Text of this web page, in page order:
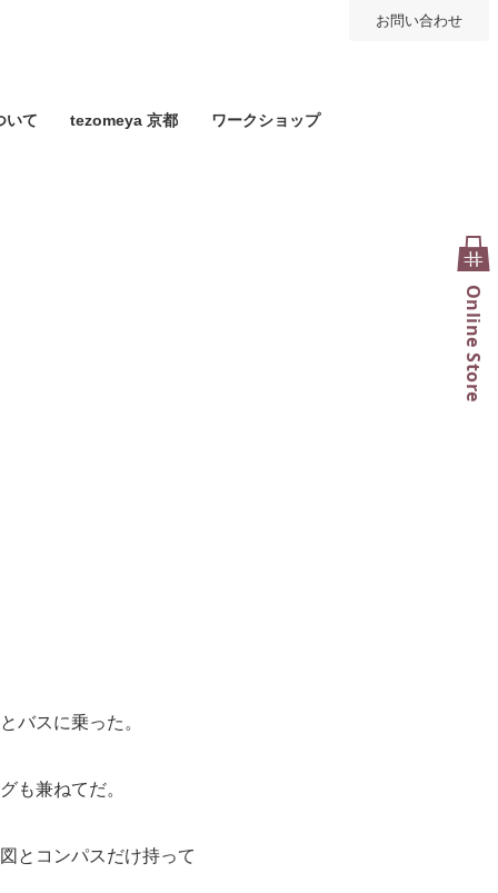
いて tezomeya 京都 ワークショップ
お問い合わせ
Online Store
バスに乗った。
も兼ねてだ。
とコンパスだけ持って